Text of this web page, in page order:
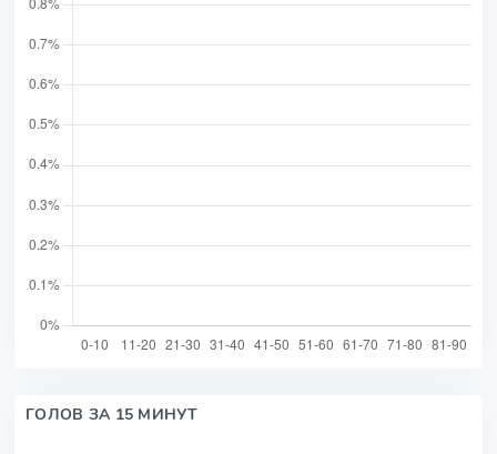
ГОЛОВ ЗА 15 МИНУТ